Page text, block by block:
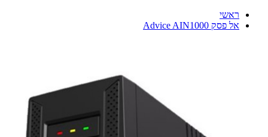
ראשי
‏אל פסק Advice AIN1000